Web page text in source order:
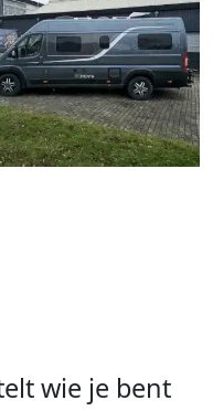
wie je bent